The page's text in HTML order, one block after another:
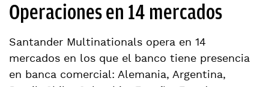
Operaciones en 14 mercados
Santander Multinationals opera en 14
mercados en los que el banco tiene presencia
en banca comercial: Alemania, Argentina,